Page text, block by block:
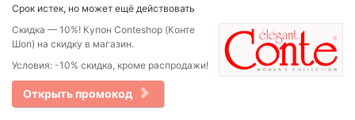
Срок истек, но может ещё действовать
Скидка — 10%! Купон Conteshop (Конте
Шоп) на скидку в магазин.
Условия: -10% скидка, кроме распродажи!
Открыть промокод